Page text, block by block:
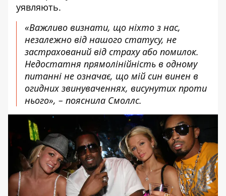
уявляють.
«Важливо визнати, що ніхто з нас,
незалежно від нашого статусу, не
застрахований від страху або помилок.
Недостатня прямолінійність в одному
питанні не означає, що мій син винен в
огидних звинуваченнях, висунутих проти
нього», – пояснила Смоллс.